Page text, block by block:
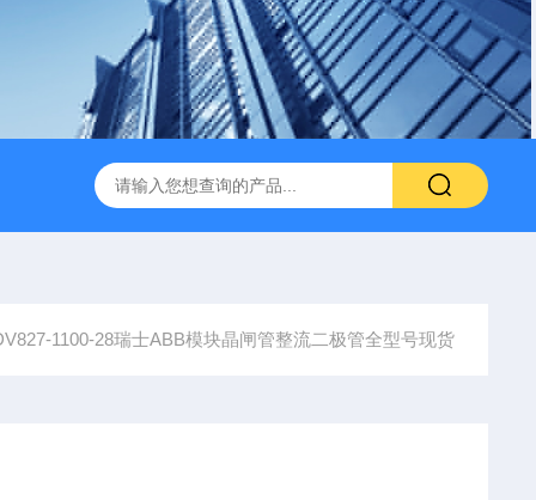
1100-28瑞士ABB模块晶闸管整流二极管全型号现货